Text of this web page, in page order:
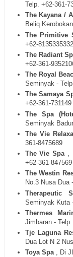
Telp. +62-361-
The Kayana /
Beliq
The Primitive
+62-
The Radiant
+62-361-
The Royal
Seminyak -
The Samaya
+62-361-731149
The Spa
Seminyak
The Vie
361-8475689
The Vie Spa ,
+62-361-847569
The Westin
No.3 Nusa Dua
Therapeutic
Seminyak Kuta
Thermes
Jimbaran -
Tje Laguna
Dua Lot N 2
Toya Spa , Di